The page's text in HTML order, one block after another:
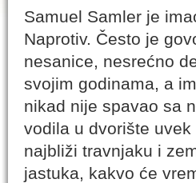
Samuel Samler je
Naprotiv. Često je
nesanice, nesrećno
svojim godinama, a
nikad nije spavao sa
vodila u dvorište
najbliži travnjaku i
jastuka, kakvo će